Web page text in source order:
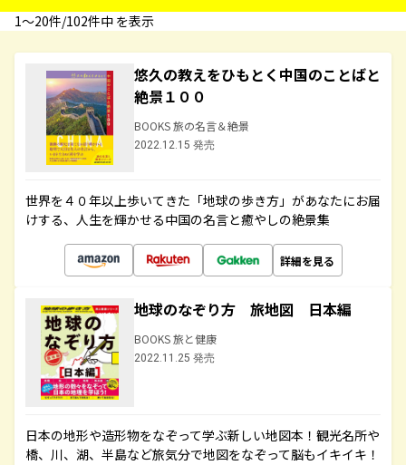
1〜20件/102件中 を表示
悠久の教えをひもとく中国のことばと
絶景１００
BOOKS 旅の名言＆絶景
2022.12.15 発売
世界を４０年以上歩いてきた「地球の歩き方」があなたにお届
けする、人生を輝かせる中国の名言と癒やしの絶景集
詳細を見る
地球のなぞり方 旅地図 日本編
BOOKS 旅と健康
2022.11.25 発売
日本の地形や造形物をなぞって学ぶ新しい地図本！観光名所や
橋、川、湖、半島など旅気分で地図をなぞって脳もイキイキ！